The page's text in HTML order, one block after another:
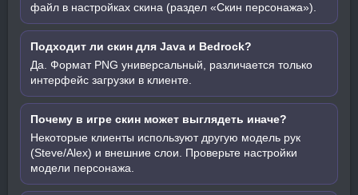
файл в настройках скина (раздел «Скин персонажа»).
Подходит ли скин для Java и Bedrock?
Да. Формат PNG универсальный, различается только
интерфейс загрузки в клиенте.
Почему в игре скин может выглядеть иначе?
Некоторые клиенты используют другую модель рук
(Steve/Alex) и внешние слои. Проверьте настройки
модели персонажа.